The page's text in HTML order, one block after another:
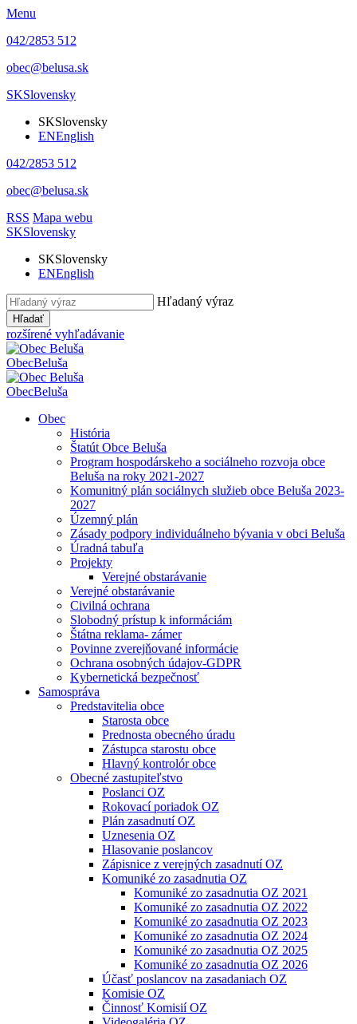
Menu
042/2853 512
obec@belusa.sk
SKSlovensky
SKSlovensky
ENEnglish
042/2853 512
obec@belusa.sk
RSS Mapa webu
SKSlovensky
SKSlovensky
ENEnglish
Hľadaný výraz
Hľadať
rozšírené vyhľadávanie
ObecBeluša
ObecBeluša
Obec
História
Štatút Obce Beluša
Program hospodárskeho a sociálneho rozvoja obce
Beluša na roky 2021-2027
Komunitný plán sociálnych služieb obce Beluša 2023-
2027
Územný plán
Zásady podpory individuálneho bývania v obci Beluša
Úradná tabuľa
Projekty
Verejné obstarávanie
Verejné obstarávanie
Civilná ochrana
Slobodný prístup k informáciám
Štátna reklama- zámer
Povinne zverejňované informácie
Ochrana osobných údajov-GDPR
Kybernetická bezpečnosť
Samospráva
Predstavitelia obce
Starosta obce
Prednosta obecného úradu
Zástupca starostu obce
Hlavný kontrolór obce
Obecné zastupiteľstvo
Poslanci OZ
Rokovací poriadok OZ
Plán zasadnutí OZ
Uznesenia OZ
Hlasovanie poslancov
Zápisnice z verejných zasadnutí OZ
Komuniké zo zasadnutia OZ
Komuniké zo zasadnutia OZ 2021
Komuniké zo zasadnutia OZ 2022
Komuniké zo zasadnutia OZ 2023
Komuniké zo zasadnutia OZ 2024
Komuniké zo zasadnutia OZ 2025
Komuniké zo zasadnutia OZ 2026
Účasť poslancov na zasadaniach OZ
Komisie OZ
Činnosť Komisií OZ